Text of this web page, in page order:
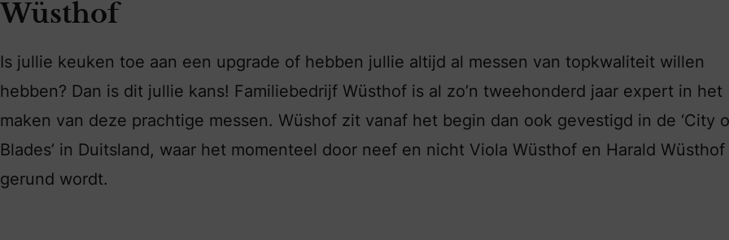
Wüsthof
Is jullie keuken toe aan een upgrade of hebben jullie altijd al messen van topkwaliteit willen
hebben? Dan is dit jullie kans! Familiebedrijf Wüsthof is al zo’n tweehonderd jaar expert in het
maken van deze prachtige messen. Wüshof zit vanaf het begin dan ook gevestigd in de ‘City
Blades’ in Duitsland, waar het momenteel door neef en nicht Viola Wüsthof en Harald Wüsthof
gerund wordt.